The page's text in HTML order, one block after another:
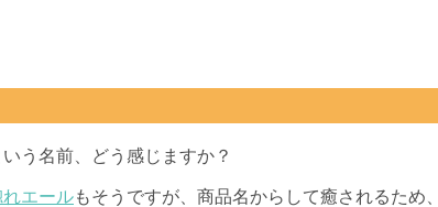
う名前、どう感じますか？
エールもそうですが、商品名からして癒されるため